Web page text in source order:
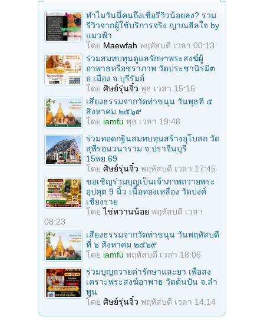
ทำไมวันนี้คนถึงเชื่อรีวิวน้อยลง? รวม
รีวิวจากผู้ใช้บริการจริง ญาณฮีลใจ by
แมวฟ้า
โดย Maewfah พฤหัสบดี เวลา 00:13
ร่วมสมทบทุนดูแลรักษาพระสงฆ์ผู้
อาพาธหรือชราภาพ วัดประชานิรมิต
อ.เมือง จ.บุรีรัมย์
โดย ศิษย์รุ่นจิ๋ว พุธ เวลา 15:16
เสียงธรรมจากวัดท่าขนุน วันพุธที่ ๕
สิงหาคม ๒๕๖๙
โดย iamfu พุธ เวลา 19:48
ร่วมทอดกฐินสมทบทุนสร้างอุโบสถ วัด
สุพีรอนวนาราม จ.ปราจีนบุรี
15พย.69
โดย ศิษย์รุ่นจิ๋ว พฤหัสบดี เวลา 17:45
ขอเชิญร่วมบุญเป็นเจ้าภาพถวายพระ
อุปคุต 9 นิ้ว เนื้อทองเหลือง วัดปงค์
เชียงราย
โดยไข่หวานน้อย พฤหัสบดี เวลา
08:23
เสียงธรรมจากวัดท่าขนุน วันพฤหัสบดี
ที่ ๖ สิงหาคม ๒๕๖๙
โดย iamfu พฤหัสบดี เวลา 18:06
ร่วมบุญถวายค่ารักษาและยา เพื่อสง
เคราะพระสงฆ์อาพาธ วัดต้นปัน จ.ลํา
พูน
โดย ศิษย์รุ่นจิ๋ว พฤหัสบดี เวลา 14:14